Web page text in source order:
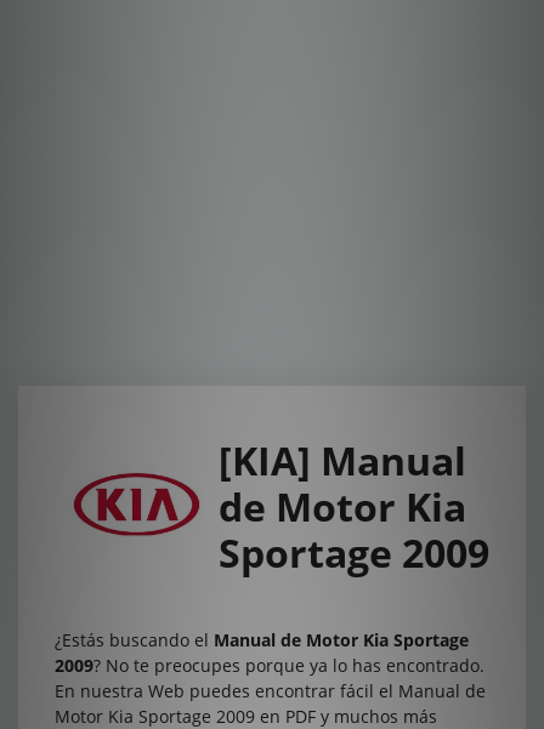
[KIA] Manual
de Motor Kia
Sportage 2009
¿Estás buscando el Manual de Motor Kia Sportage
2009? No te preocupes porque ya lo has encontrado.
En nuestra Web puedes encontrar fácil el Manual de
Motor Kia Sportage 2009 en PDF y muchos más